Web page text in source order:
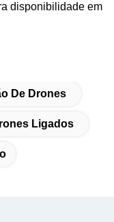
disponibilidade em
De Drones
Ligados